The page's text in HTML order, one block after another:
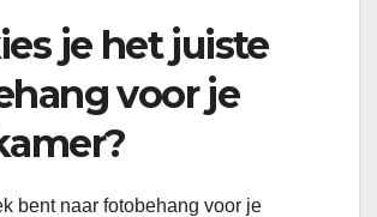
je het juiste
voor je
bent naar fotobehang voor je